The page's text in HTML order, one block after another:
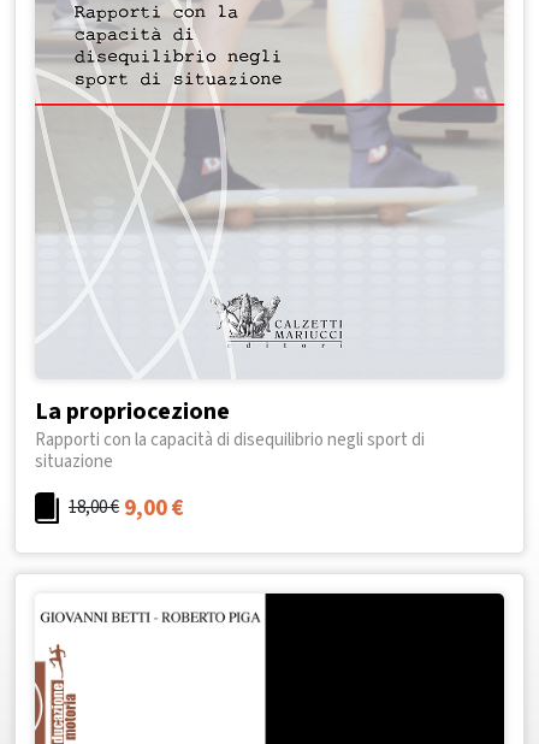
La propriocezione
Rapporti con la capacità di disequilibrio negli sport di
situazione
18,00€ 9,00€